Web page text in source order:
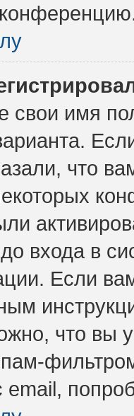
свои имя
что
входа в
Если
что вы